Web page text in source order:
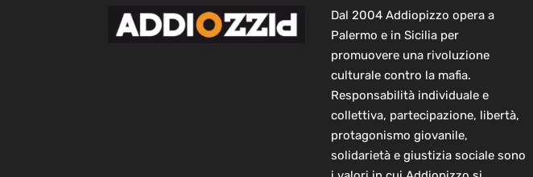
Dal 2004 Addiopizzo opera a
Palermo e in Sicilia per
promuovere una rivoluzione
culturale contro la mafia.
Responsabilità individuale e
collettiva, partecipazione, libertà,
protagonismo giovanile,
solidarietà e giustizia sociale sono